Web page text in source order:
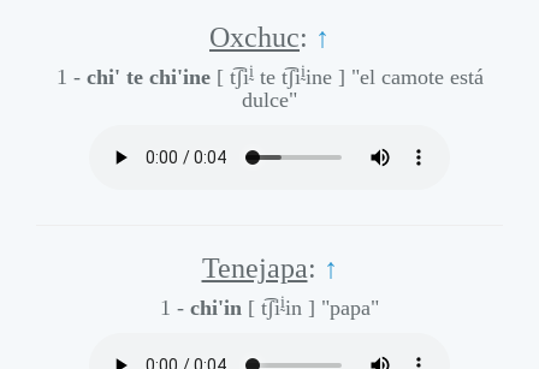
Oxchuc: ↑
1 - chi' te chi'ine [ t͡ʃiḭte t͡ʃiḭine ] "el camote está
dulce"
Tenejapa: ↑
1 - chi'in [ t͡ʃiḭin ] "papa"